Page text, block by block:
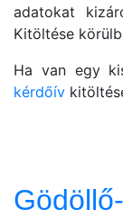
adatokat
Kitöltése
Ha van egy
kérdőív